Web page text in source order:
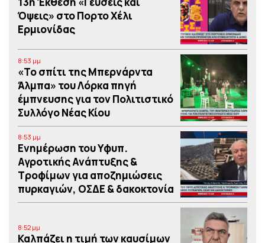
Όψεις» στο Πορτο Xέλι
Ερμιονίδας
8:53 μμ
«Το σπίτι της Μπερνάρντα
Άλμπα» του Λόρκα πηγή
έμπνευσης για τον Πολιτιστικό
Συλλόγο Νέας Κίου
8:53 μμ
Eνημέρωση του Υφυπ.
Αγροτικής Ανάπτυξης &
Τροφίμων για αποζημιώσεις
πυρκαγιών, ΟΣΔΕ & δακοκτονία
8:52 μμ
Καλπάζει η τιμή των καυσίμων